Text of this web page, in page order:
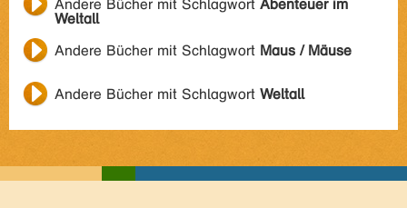
Andere Bücher mit Schlagwort Abenteuer im
Weltall
Andere Bücher mit Schlagwort Maus / Mäuse
Andere Bücher mit Schlagwort Weltall